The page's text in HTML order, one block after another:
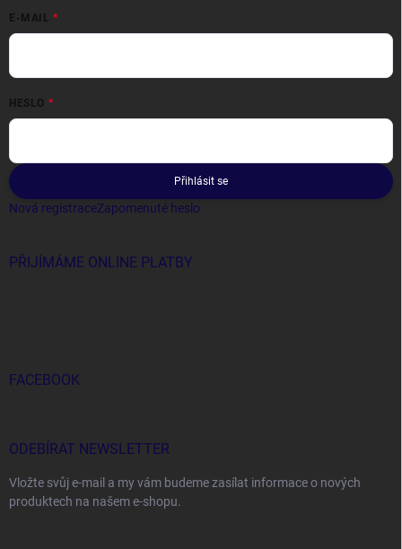
E-MAIL
HESLO
Přihlásit se
Nová registraceZapomenuté heslo
PŘIJÍMÁME ONLINE PLATBY
FACEBOOK
ODEBÍRAT NEWSLETTER
Vložte svůj e-mail a my vám budeme zasílat informace o nových
produktech na našem e-shopu.